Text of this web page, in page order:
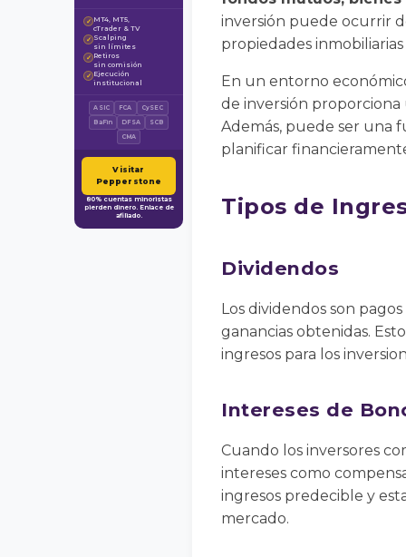
✓ MT4, MT5,
cTrader & TV
✓ Scalping
sin límites
✓ Retiros
sin comisión
✓ Ejecución
institucional
ASIC FCA
CySEC
BaFin
DFSA
SCB
CMA
Visitar
Pepperstone
80% cuentas minoristas
pierden dinero. Enlace de
afiliado.
inversión puede ocurrir
propiedades
En un entorno
de inversión
Además, puede ser una
planificar
Tipos de
Dividendos
Los dividendos son
ganancias obtenidas.
ingresos para los
Intereses de
Cuando los inversores
intereses como
ingresos predecible y
mercado.